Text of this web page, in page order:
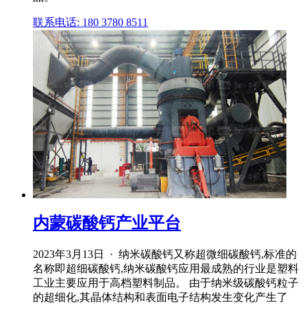
联系电话: 180 3780 8511
内蒙碳酸钙产业平台
2023年3月13日 · 纳米碳酸钙又称超微细碳酸钙,标准的
名称即超细碳酸钙,纳米碳酸钙应用最成熟的行业是塑料
工业主要应用于高档塑料制品。 由于纳米级碳酸钙粒子
的超细化,其晶体结构和表面电子结构发生变化产生了